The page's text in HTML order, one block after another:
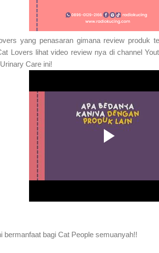
yang penasaran gimana review produk
Lovers lihat video review nya di channel
Care ini!
bermanfaat bagi Cat People semuanyah!!